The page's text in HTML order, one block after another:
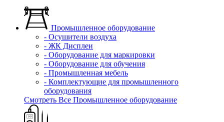
Промышленное оборудование
- Осушители воздуха
- ЖК Дисплеи
- Оборудование для маркировки
- Оборудование для обучения
- Промышленная мебель
- Комплектующие для промышленного
оборудования
Смотреть Все Промышленное оборудование